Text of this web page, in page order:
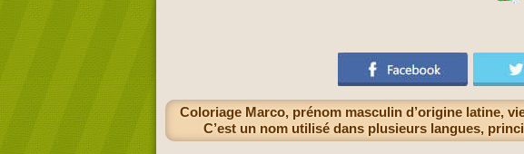
Coloriage Marco, prénom masculin d’origine latine,
C’est un nom utilisé dans plusieurs langues,